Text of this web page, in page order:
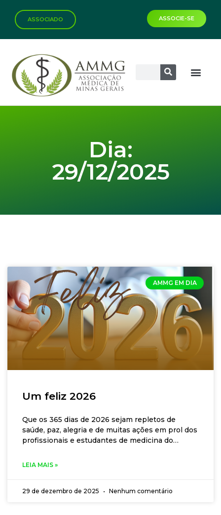
ASSOCIADO ASSOCIE-SE
Dia:
29/12/2025
AMMG EM DIA
Um feliz 2026
Que os 365 dias de 2026 sejam repletos de
saúde, paz, alegria e de muitas ações em prol dos
profissionais e estudantes de medicina do
diretoria da Associação Médica de Minas Gerais.
LEIA MAIS »
29 de dezembro de 2025 Nenhum comentário